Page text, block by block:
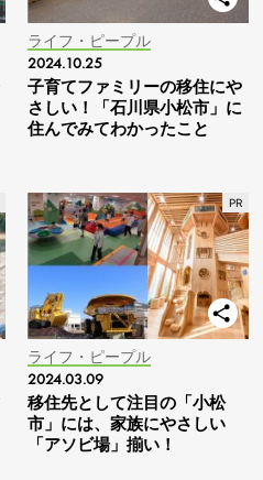
ライフ・ピープル
2024.10.25
子育てファミリーの移住にや
さしい！「石川県小松市」に
住んでみてわかったこと
ライフ・ピープル
2024.03.09
移住先として注目の「小松
市」には、家族にやさしい
「アソビ場」揃い！